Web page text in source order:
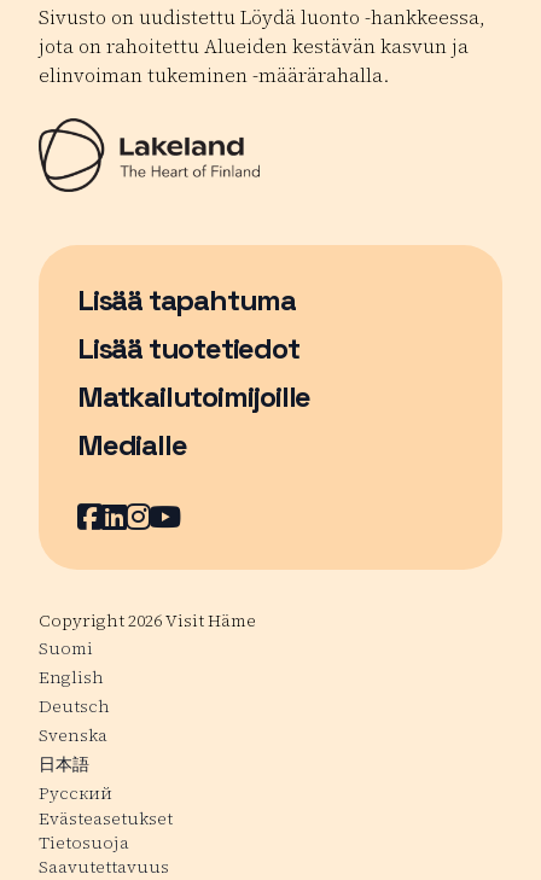
Sivusto on uudistettu Löydä luonto -hankkeessa,
jota on rahoitettu Alueiden kestävän kasvun ja
elinvoiman tukeminen -määrärahalla.
Lisää tapahtuma
Sivu avautuu uudessa ikkunassa
Lisää tuotetiedot
Matkailutoimijoille
Medialle
Facebook
Sivu avautuu uudessa ikkunassa
LinkedIn
Sivu avautuu uudessa ikkunassa
Instagram
Sivu avautuu uudessa
YouTube
Sivu avautuu uudessa
Copyright 2026 Visit Häme
Suomi
English
Deutsch
Svenska
日本語
Русский
Evästeasetukset
Tietosuoja
Saavutettavuus